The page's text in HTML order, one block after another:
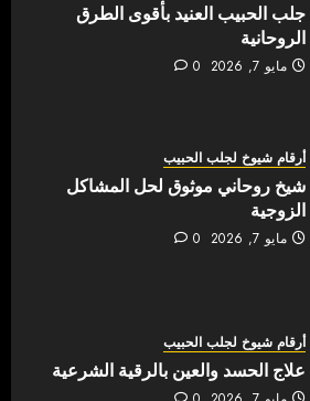
جلب الحبيب العنيد بأقوى الطرق
الروحانية
مايو 7, 2026 0
أرقام شيوخ لجلب الحبيب
شيخ روحاني موثوق لحل المشاكل
الزوجية
مايو 7, 2026 0
أرقام شيوخ لجلب الحبيب
علاج الحسد والعين بالرقية الشرعية